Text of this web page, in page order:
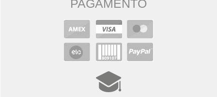
PAGAMENTO